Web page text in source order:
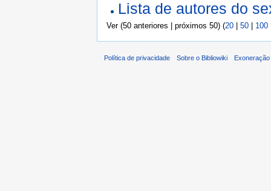
Lista de autores do
Ver (50 anteriores | próximos 50) (20 | 50 | 100
Política de privacidade Sobre o Bibliowiki